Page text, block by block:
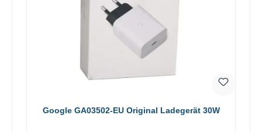
Google GA03502-EU Original Ladegerät 30W